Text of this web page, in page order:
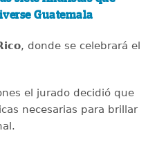
Guatemala
, donde se celebrará el
el jurado decidió que
necesarias para brillar